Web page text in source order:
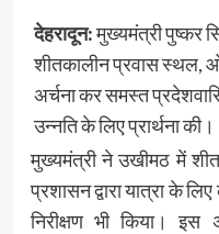
देहरादून:मुख्यमंत्री पुष्कर
शीतकालीन प्रवास स्थल,
अर्चना कर समस्त
उन्नति के लिए प्रार्थना की।
मुख्यमंत्री ने उखीमठ में
प्रशासन द्वारा यात्रा के
निरीक्षण भी किया। इस